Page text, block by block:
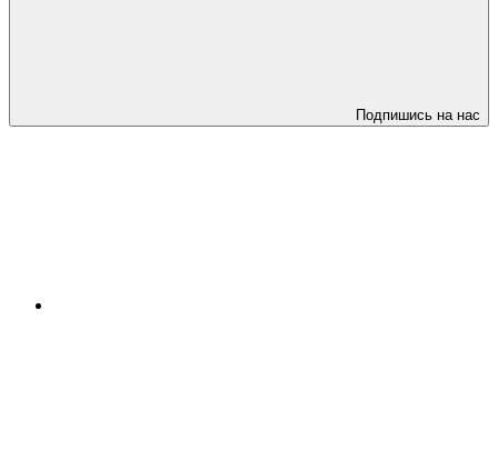
Подпишись на нас